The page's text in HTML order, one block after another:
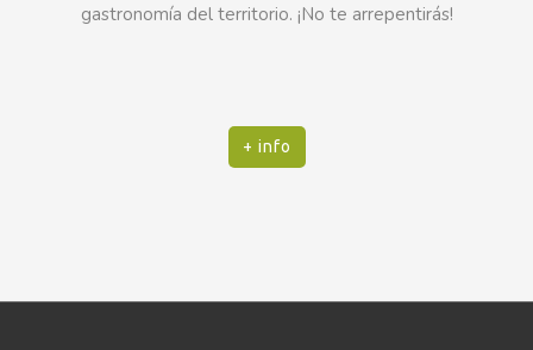
gastronomía del territorio. ¡No te arrepentirás!
+ info